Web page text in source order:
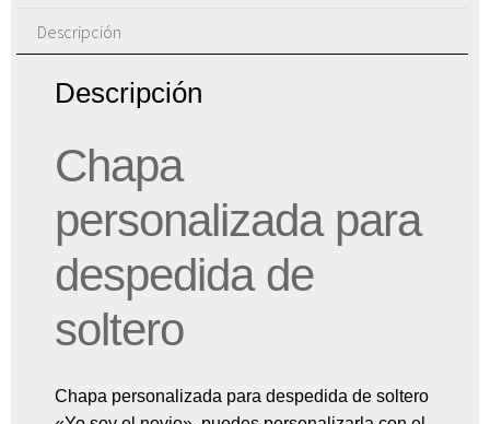
Descripción
Descripción
Chapa
personalizada para
despedida de
soltero
Chapa personalizada para despedida de soltero